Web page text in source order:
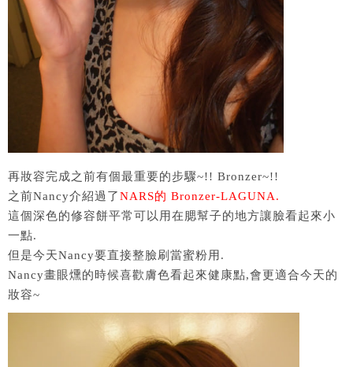
再妝容完成之前有個最重要的步驟~!! Bronzer~!!
之前Nancy介紹過了NARS的 Bronzer-LAGUNA.
這個深色的修容餅平常可以用在腮幫子的地方讓臉看起來小
一點.
但是今天Nancy要直接整臉刷當蜜粉用.
Nancy畫眼燻的時候喜歡膚色看起來健康點,會更適合今天的
妝容~